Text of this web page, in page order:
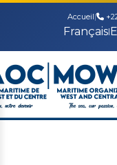
Accueil|
Français|